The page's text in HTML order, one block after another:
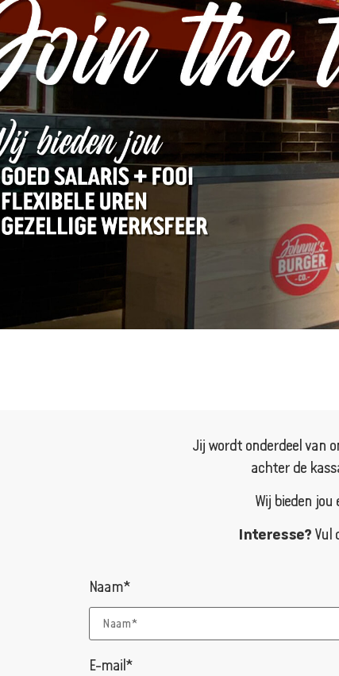
Jij wordt onderdeel van
achter de
Wij bieden
Interesse? Vul
Naam*
E-mail*